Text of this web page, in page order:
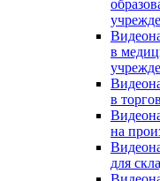
в
в
на
для